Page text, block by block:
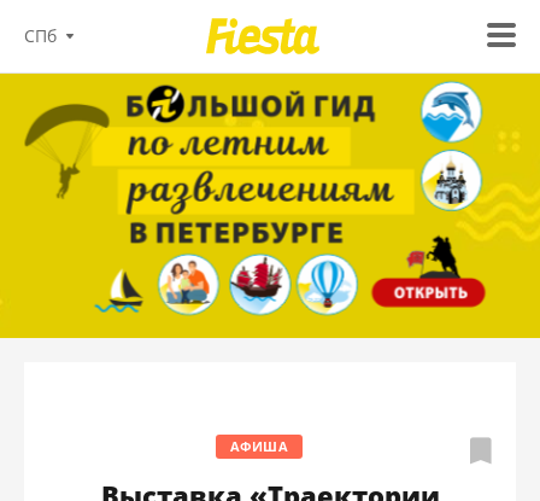
СПб
АФИША